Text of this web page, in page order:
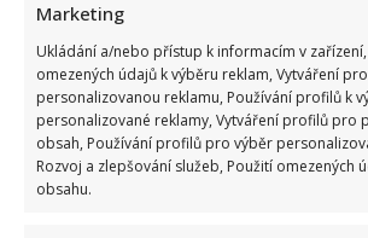
Marketing
Ukládání a/nebo přístup k informacím v
omezených údajů k výběru reklam, Vytváření
personalizovanou reklamu, Používání profilů k
personalizované reklamy, Vytváření profilů pro
obsah, Používání profilů pro výběr
Rozvoj a zlepšování služeb, Použití omezených
obsahu.